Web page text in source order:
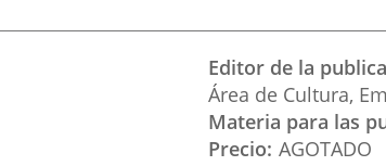
Editor de la
Área de Cultura,
Materia para las
Precio AGOTADO